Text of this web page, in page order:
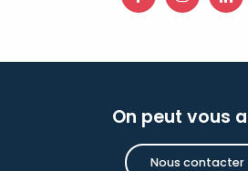
On peut vous
Nous contacter